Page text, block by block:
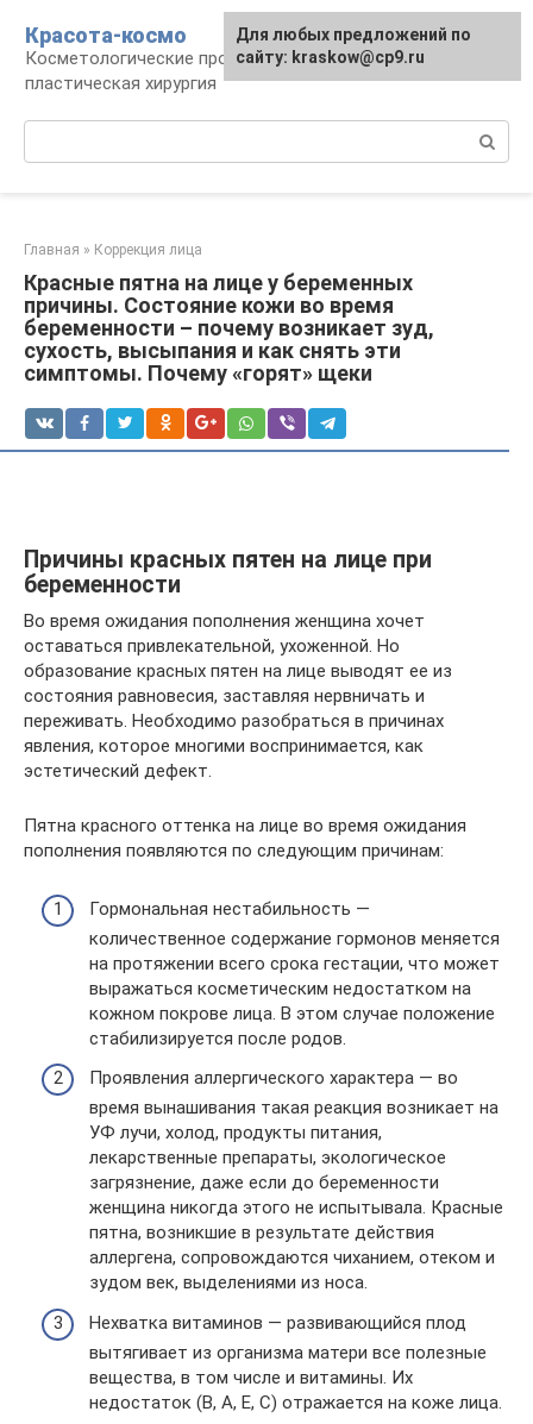
контенту
Красота-космо
Косметологические процедуры,
пластическая хирургия
Главная » Коррекция лица
Красные пятна на лице у беременных
причины. Состояние кожи во время
беременности – почему возникает зуд,
сухость, высыпания и как снять эти
симптомы. Почему «горят» щеки
Причины красных пятен на лице при
беременности
Во время ожидания пополнения женщина хочет
оставаться привлекательной, ухоженной. Но
образование красных пятен на лице выводят ее из
состояния равновесия, заставляя нервничать и
переживать. Необходимо разобраться в причинах
явления, которое многими воспринимается, как
эстетический дефект.
Пятна красного оттенка на лице во время ожидания
пополнения появляются по следующим причинам:
Гормональная нестабильность —
количественное содержание гормонов меняется
на протяжении всего срока гестации, что может
выражаться косметическим недостатком на
кожном покрове лица. В этом случае положение
стабилизируется после родов.
Проявления аллергического характера — во
время вынашивания такая реакция возникает на
УФ лучи, холод, продукты питания,
лекарственные препараты, экологическое
загрязнение, даже если до беременности
женщина никогда этого не испытывала. Красные
пятна, возникшие в результате действия
аллергена, сопровождаются чиханием, отеком и
зудом век, выделениями из носа.
Нехватка витаминов — развивающийся плод
вытягивает из организма матери все полезные
вещества, в том числе и витамины. Их
недостаток (В, А, Е, С) отражается на коже лица.
Для любых предложений по
сайту: kraskow@cp9.ru